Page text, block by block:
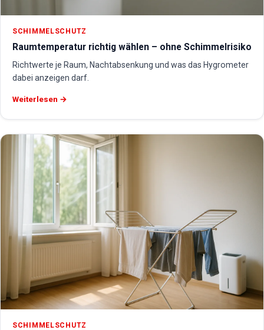
SCHIMMELSCHUTZ
Raumtemperatur richtig wählen – ohne Schimmelrisiko
Richtwerte je Raum, Nachtabsenkung und was das Hygrometer
dabei anzeigen darf.
Weiterlesen →
SCHIMMELSCHUTZ